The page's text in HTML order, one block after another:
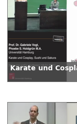
Karate und